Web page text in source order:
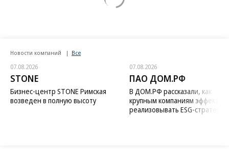
Новости компаний Все
07.08.2026
STONE
Бизнес-центр STONE Римская
возведен в полную высоту
07.08.2026
ПАО ДОМ.РФ
В ДОМ.РФ рассказали, как
крупным компаниям
реализовывать ESG-стратегию